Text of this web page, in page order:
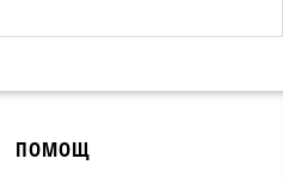
ПОМОЩ